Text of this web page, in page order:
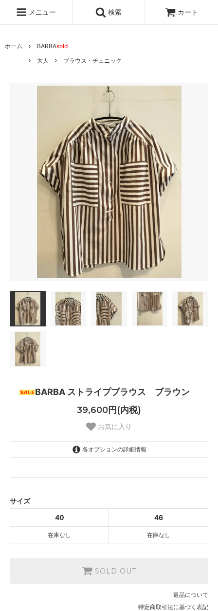
メニュー 検索 カート
ホーム BARBAsold
大人
ブラウス・チュニック
BARBA ストライプブラウス ブラウン
39,600円(内税)
お気に入り
各オプションの詳細情報
サイズ
40
46
在庫なし 在庫なし
SOLD OUT
返品について
特定商取引法に基づく表記